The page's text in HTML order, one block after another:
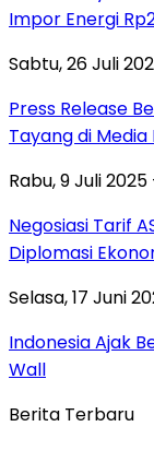
Impor Energi
Sabtu, 26 Juli
Press Release
Tayang di Media
Rabu, 9 Juli 2025
Negosiasi Tarif
Diplomasi
Selasa, 17 Juni
Indonesia Ajak
Wall
Berita Terbaru